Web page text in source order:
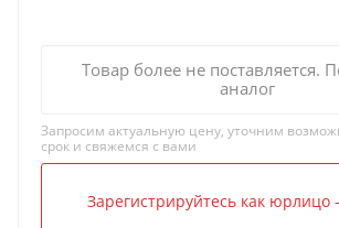
Товар более не поставляется.
аналог
Запросим актуальную цену, уточним
срок и свяжемся с вами
Зарегистрируйтесь как